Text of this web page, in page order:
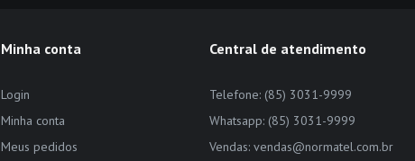
Minha conta
Login
Minha conta
Meus pedidos
Central de atendimento
Telefone: (85) 3031-9999
Whatsapp: (85) 3031-9999
Vendas: vendas@normatel.com.br